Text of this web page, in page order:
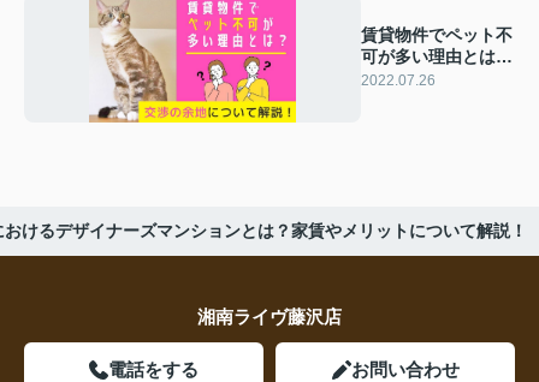
賃貸物件でペット不
可が多い理由とは？
交渉の余地について
2022.07.26
けるデザイナーズマンションとは？家賃やメリットについて解説！
湘南ライヴ藤沢店
電話をする お問い合わせ